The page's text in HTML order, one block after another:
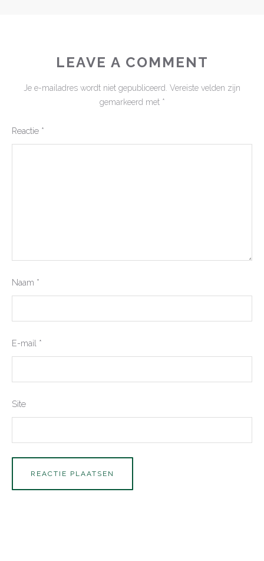
LEAVE A COMMENT
Je e-mailadres wordt niet gepubliceerd. Vereiste velden zijn
gemarkeerd met *
Reactie *
Naam *
E-mail *
Site